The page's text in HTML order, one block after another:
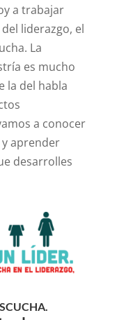
a trabajar
liderazgo, el
La
es mucho
la del habla
a conocer
aprender
desarrolles